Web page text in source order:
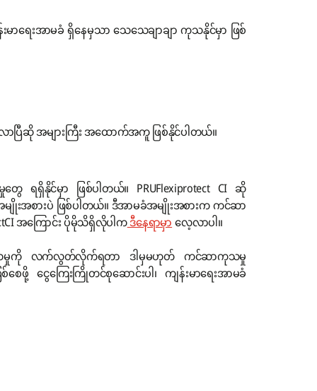
ေးအာမခံ ရှိနေမှသာ သေသေချာချာ ကုသနိုင်မှာ ဖြစ်
ဆို အများကြီး အထောက်အကူ ဖြစ်နိုင်ပါတယ်။
ရှိနိုင်မှာ ဖြစ်ပါတယ်။ PRUFlexiprotect CI ဆို
ျိုးအစားပဲ ဖြစ်ပါတယ်။ ဒီအာမခံအမျိုးအစားက ကင်ဆာ
အကြောင်း ပိုမိုသိရှိလိုပါကဒီနေရာမှာလေ့လာပါ။
ကုသမှုကို လက်လွတ်လိုက်ရတာ ဒါမှမဟုတ် ကင်ဆာကုသမှု
ငွေကြေးကြိုတင်စုဆောင်းပါ၊ ကျန်းမာရေးအာမခံ